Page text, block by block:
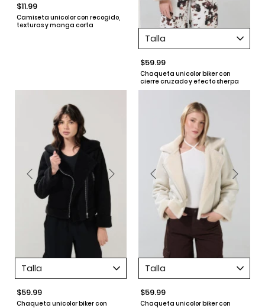
$11.99
Camiseta unicolor con recogido,
texturas y manga corta
Talla
$59.99
Chaqueta unicolor biker con
cierre cruzado y efecto sherpa
Talla
$59.99
Chaqueta unicolor biker con
Talla
$59.99
Chaqueta unicolor biker con